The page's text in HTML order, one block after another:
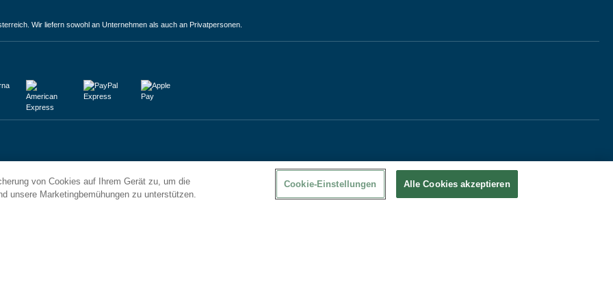
Wir liefern sowohl an Unternehmen als auch an Privatpersonen.
von Cookies auf Ihrem Gerät zu, um die
unsere Marketingbemühungen zu unterstützen.
Cookie-Einstellungen Alle Cookies akzeptieren